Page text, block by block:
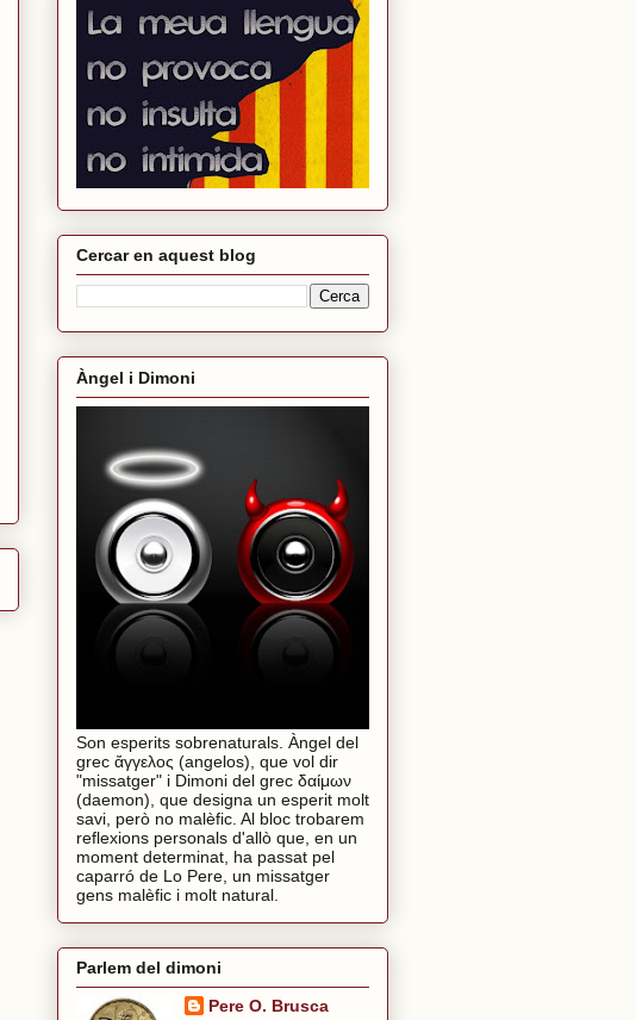
Cercar en aquest blog
Àngel i Dimoni
Son esperits sobrenaturals. Àngel del
grec ἄγγελος (angelos), que vol dir
"missatger" i Dimoni del grec δαίμων
(daemon), que designa un esperit molt
savi, però no malèfic. Al bloc trobarem
reflexions personals d'allò que, en un
moment determinat, ha passat pel
caparró de Lo Pere, un missatger
gens malèfic i molt natural.
Parlem del dimoni
Pere O. Brusca